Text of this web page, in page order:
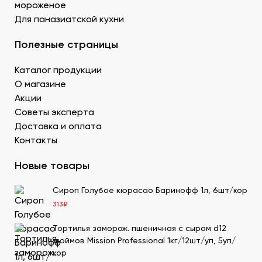
для суши в ДНР с быстрой доставкой.
Икру масаго, тобико. Свежайшие продукты для
Белый и черный кунжут. Придает блюду ореховые
суши оптом – кунжутные семена в разной
расфасовке. Используются для создания
вкусового оттенка и декорирования.
Соевый соус. Приготовленный по классическому
приобрести оптовой партией в нашей компании.
Преимущества заказа в СтриПсБери
Чтобы купить продукты для суши в ДНР от
производителя, закажите их на сайте нашей компании.
Мы имеем 20-летний опыт в этой сфере, поэтому
гарантируем нашим клиентам следующие
мороженое
Для паназиатской кухни
Полезные страницы
Каталог продукции
О магазине
Акции
Советы эксперта
Доставка и оплата
Контакты
Новые товары
Сироп Голубое кюрасао Баринофф 1л, 6шт/кор
313₽
Тортилья заморож. пшеничная с сыром d12
дюймов Mission Professional 1кг/12шт/уп, 5уп/
кор